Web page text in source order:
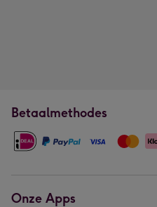
Betaalmethodes
Onze Apps